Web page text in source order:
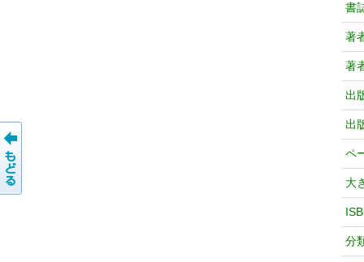
書
著
著
出
出
ペ
大
分